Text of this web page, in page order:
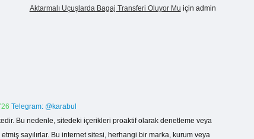
Aktarmalı Uçuşlarda Bagaj Transferi Oluyor Mu için admin
Telegram: @karabul
Bu nedenle, sitedeki içerikleri proaktif olarak denetleme veya
sayılırlar. Bu internet sitesi, herhangi bir marka, kurum veya